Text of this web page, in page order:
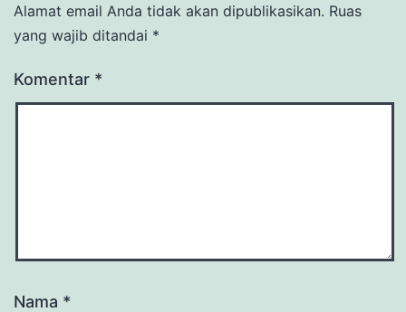
Alamat email Anda tidak akan dipublikasikan. Ruas
yang wajib ditandai *
Komentar *
Nama *